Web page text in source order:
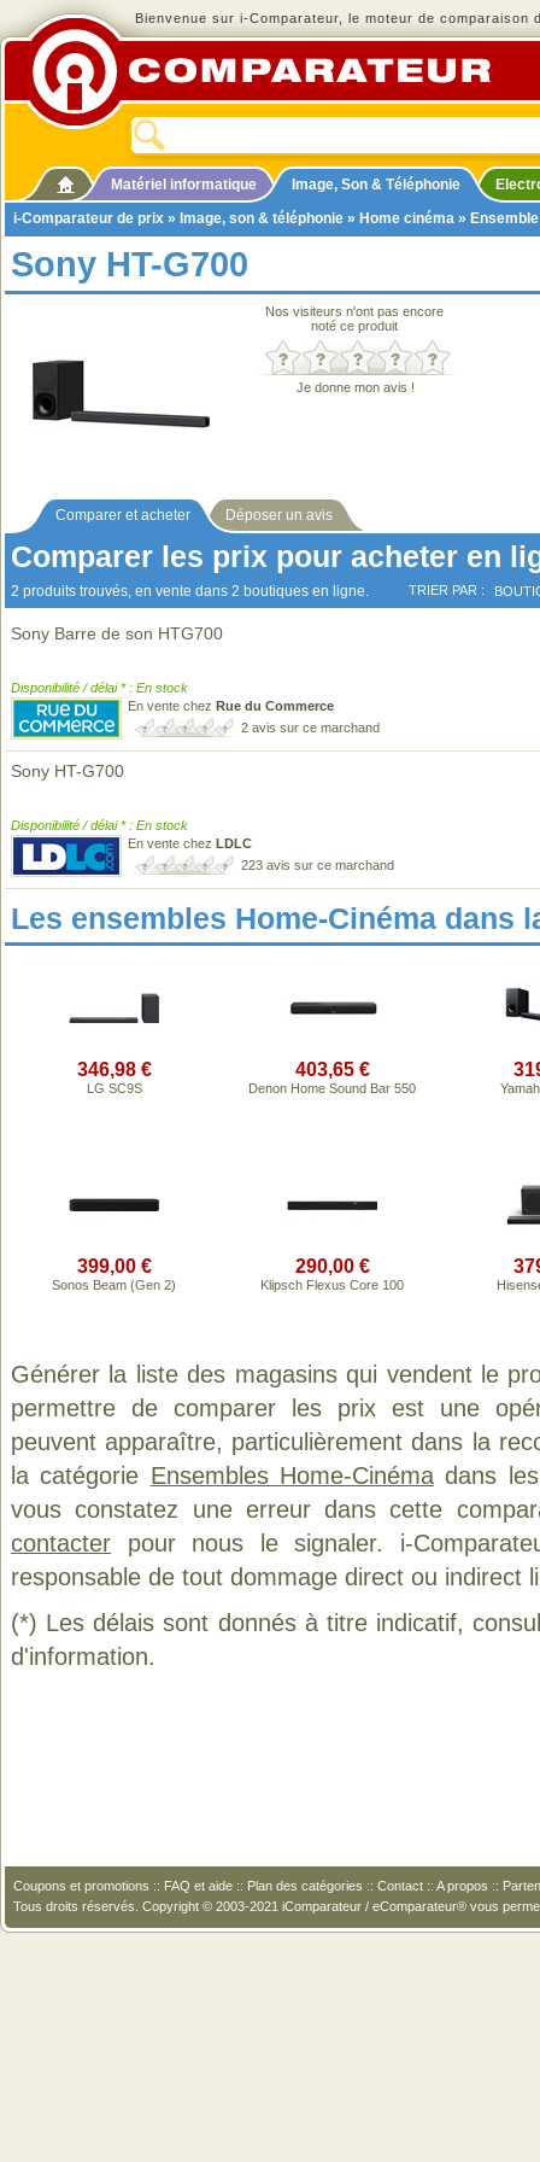
Bienvenue sur i-Comparateur, le moteur de comparaison
Matériel informatique Image, Son & Téléphonie
i-Comparateur de prix » Image, son & téléphonie » Home cinéma »
Sony HT-G700
Nos visiteurs n'ont pas encore
noté ce produit
Je donne mon avis !
Comparer et acheter Déposer un avis
Comparer les prix pour acheter en
2 produits trouvés, en vente dans 2 boutiques en ligne. TRIER PAR :
Sony Barre de son HTG700
Disponibilité / délai * : En stock
En vente chez Rue du Commerce
2 avis sur ce marchand
Sony HT-G700
Disponibilité / délai * : En stock
En vente chez LDLC
223 avis sur ce marchand
Les ensembles Home-Cinéma dans
346,98 €
LG SC9S
403,65 €
Denon Home Sound Bar 550
399,00 €
Sonos Beam (Gen 2)
290,00 €
Klipsch Flexus Core 100
Générer la liste des magasins qui vendent le
permettre de comparer les prix est une
peuvent apparaître, particulièrement dans la
la catégorie Ensembles Home-Cinémadans les
vous constatez une erreur dans cette
contacter pour nous le signaler. i-
responsable de tout dommage direct ou indirect
(*) Les délais sont donnés à titre indicatif,
d'information.
Coupons et promotions :: FAQ et aide :: Plan des catégories :: Contact :: A propos ::
Tous droits réservés. Copyright © 2003-2021 iComparateur / eComparateur® vous